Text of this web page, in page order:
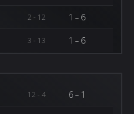
2 - 12 1–6
3 - 13 1–6
12 - 4 6–1